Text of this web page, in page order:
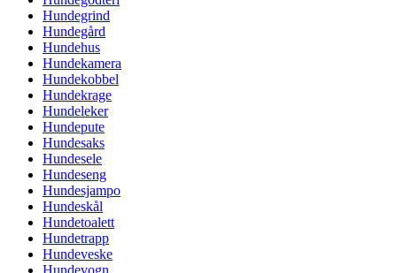
Hundegrind
Hundegård
Hundehus
Hundekamera
Hundekobbel
Hundekrage
Hundeleker
Hundepute
Hundesaks
Hundesele
Hundeseng
Hundesjampo
Hundeskål
Hundetoalett
Hundetrapp
Hundeveske
Hundevogn